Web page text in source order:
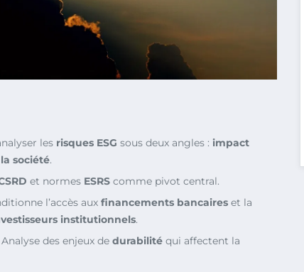
les risques ESG sous deux angles : impact
société.
et normes ESRS comme pivot central.
l’accès aux financements bancaires et la
institutionnels.
Analyse des enjeux de durabilité qui affectent la